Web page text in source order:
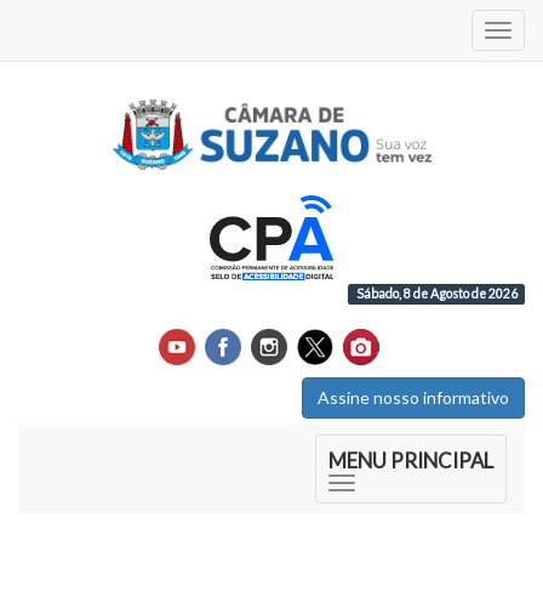
Sábado, 8 de Agosto de 2026
Assine nosso informativo
MENU PRINCIPAL